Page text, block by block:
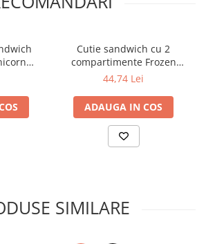
Cutie sandwich cu 2
compartimente Frozen
SunCity GIM55137266
44,74 Lei
ADAUGA IN COS
SIMILARE